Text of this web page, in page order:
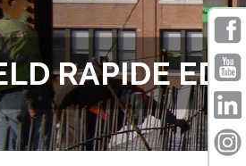
RAPIDE ED